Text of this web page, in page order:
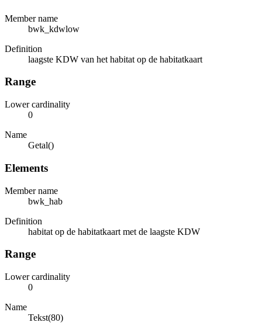
Member name
bwk_kdwlow
Definition
laagste KDW van het habitat op de habitatkaart
Range
Lower cardinality
0
Name
Getal()
Elements
Member name
bwk_hab
Definition
habitat op de habitatkaart met de laagste KDW
Range
Lower cardinality
0
Name
Tekst(80)